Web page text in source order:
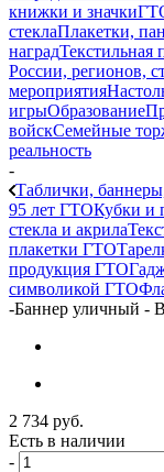
книжки и значки
стеклаПлакетки,
наградТекстильная
России, регионов,
мероприятия
игрыОбразование
войскСемейные
реальность
-
Таблички,
95 лет ГТОКубки и
стекла и акрила
плакетки ГТО
продукция ГТО
символикой ГТО
-Баннер уличный -
2 734 руб.
Есть в наличии
-